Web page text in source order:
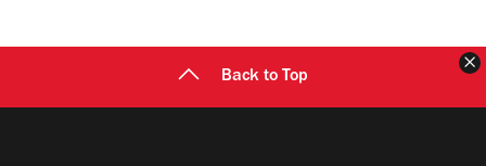
Back to Top